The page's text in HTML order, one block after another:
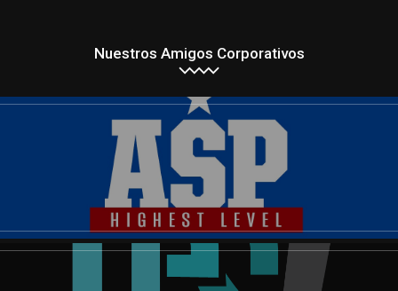
Nuestros Amigos Corporativos